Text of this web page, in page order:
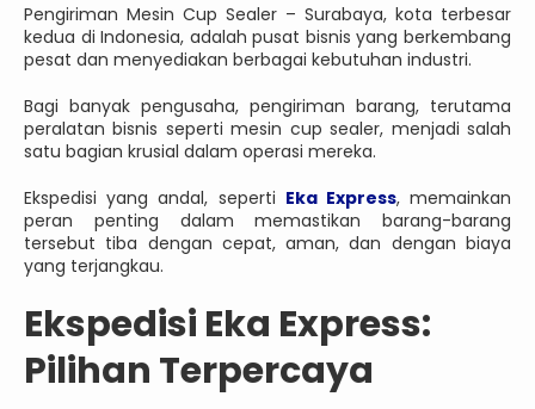
Pengiriman Mesin Cup Sealer – Surabaya, kota terbesar
kedua di Indonesia, adalah pusat bisnis yang berkembang
pesat dan menyediakan berbagai kebutuhan industri.
Bagi banyak pengusaha, pengiriman barang, terutama
peralatan bisnis seperti mesin cup sealer, menjadi salah
satu bagian krusial dalam operasi mereka.
Ekspedisi yang andal, seperti Eka Express, memainkan
peran penting dalam memastikan barang-barang
tersebut tiba dengan cepat, aman, dan dengan biaya
yang terjangkau.
Ekspedisi Eka Express:
Pilihan Terpercaya